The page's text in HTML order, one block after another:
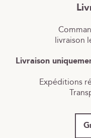
livraison
Livraison
Expéditions